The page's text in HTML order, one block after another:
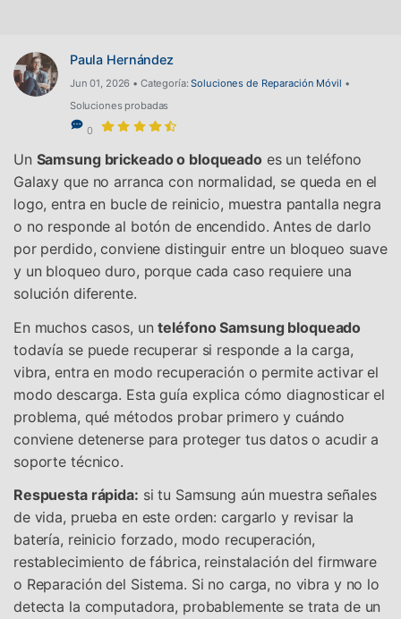
Paula Hernández
Jun 01, 2026 • Categoría:Soluciones de Reparación Móvil •
Soluciones probadas
0
Un Samsung brickeado o bloqueado es un teléfono
Galaxy que no arranca con normalidad, se queda en el
logo, entra en bucle de reinicio, muestra pantalla negra
o no responde al botón de encendido. Antes de darlo
por perdido, conviene distinguir entre un bloqueo suave
y un bloqueo duro, porque cada caso requiere una
solución diferente.
En muchos casos, unteléfono Samsung bloqueado
todavía se puede recuperar si responde a la carga,
vibra, entra en modo recuperación o permite activar el
modo descarga. Esta guía explica cómo diagnosticar el
problema, qué métodos probar primero y cuándo
conviene detenerse para proteger tus datos o acudir a
soporte técnico.
Respuesta rápida: si tu Samsung aún muestra señales
de vida, prueba en este orden: cargarlo y revisar la
batería, reinicio forzado, modo recuperación,
restablecimiento de fábrica, reinstalación del firmware
o Reparación del Sistema. Si no carga, no vibra y no lo
detecta la computadora, probablemente se trata de un